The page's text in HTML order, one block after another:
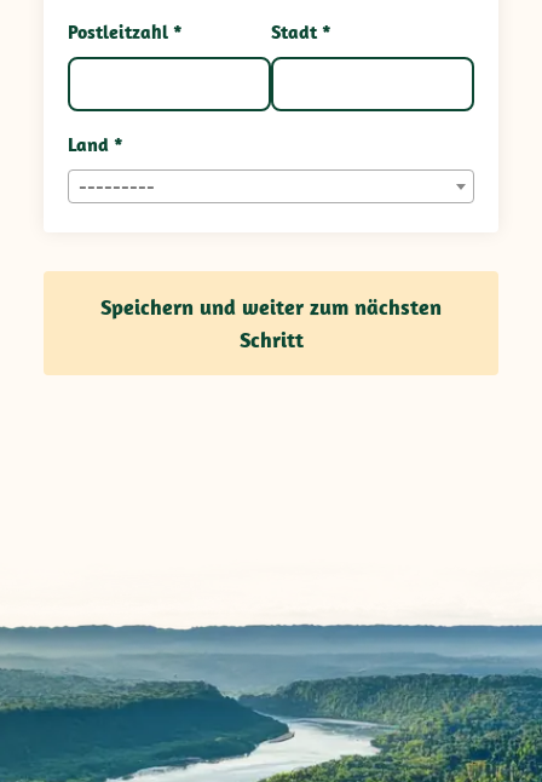
Postleitzahl * Stadt *
Land *
---------
Speichern und weiter zum nächsten
Schritt